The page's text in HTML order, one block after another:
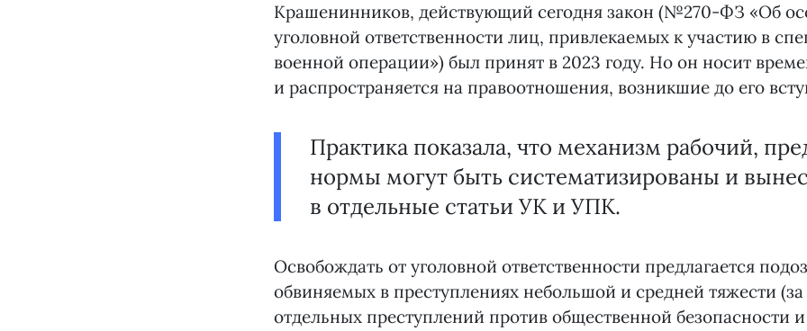
Крашенинников, действующий сегодня закон (№270-ФЗ «Об
уголовной ответственности лиц, привлекаемых к участию в
военной операции») был принят в 2023 году. Но он носит
и распространяется на правоотношения, возникшие до его
Практика показала, что механизм рабочий,
нормы могут быть систематизированы и
в отдельные статьи УК и УПК.
Освобождать от уголовной ответственности предлагается
обвиняемых в преступлениях небольшой и средней тяжести
отдельных преступлений против общественной безопасности